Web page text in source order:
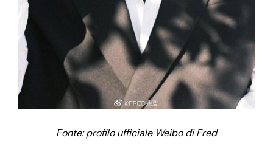
Fonte: profilo ufficiale Weibo di Fred